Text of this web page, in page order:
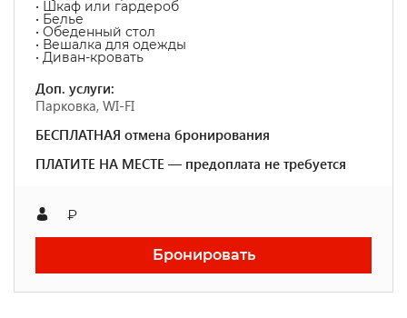
• Шкаф или гардероб
• Белье
• Обеденный стол
• Вешалка для одежды
• Диван-кровать
Доп. услуги:
Парковка, WI-FI
БЕСПЛАТНАЯ отмена бронирования
ПЛАТИТЕ НА МЕСТЕ — предоплата не требуется
₽
Бронировать